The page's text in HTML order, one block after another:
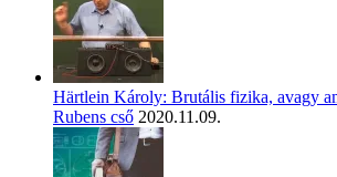
Härtlein Károly: Brutális fizika, avagy
Rubens cső 2020.11.09.